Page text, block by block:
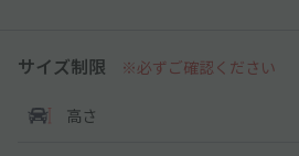
サイズ制限 ※必ずご確認ください
高さ